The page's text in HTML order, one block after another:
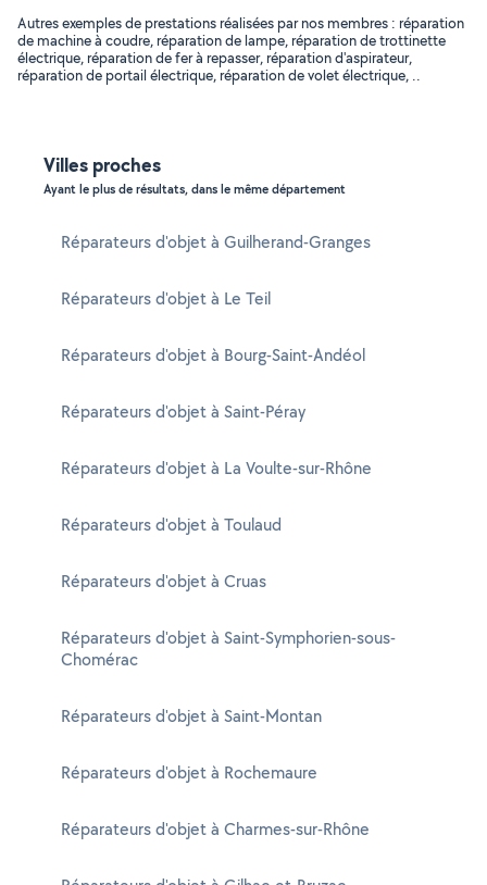
Autres exemples de prestations réalisées par nos membres : réparation
de machine à coudre, réparation de lampe, réparation de trottinette
électrique, réparation de fer à repasser, réparation d'aspirateur,
réparation de portail électrique, réparation de volet électrique, ..
Villes proches
Ayant le plus de résultats, dans le même département
Réparateurs d'objet à Guilherand-Granges
Réparateurs d'objet à Le Teil
Réparateurs d'objet à Bourg-Saint-Andéol
Réparateurs d'objet à Saint-Péray
Réparateurs d'objet à La Voulte-sur-Rhône
Réparateurs d'objet à Toulaud
Réparateurs d'objet à Cruas
Réparateurs d'objet à Saint-Symphorien-sous-
Chomérac
Réparateurs d'objet à Saint-Montan
Réparateurs d'objet à Rochemaure
Réparateurs d'objet à Charmes-sur-Rhône